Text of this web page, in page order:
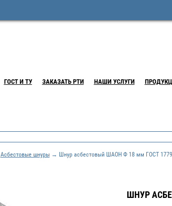
ГОСТ И ТУ ЗАКАЗАТЬ РТИ НАШИ УСЛУГИ
Асбестовые шнуры→ Шнур асбестовый ШАОН Ф 18 мм ГОСТ
ШНУР